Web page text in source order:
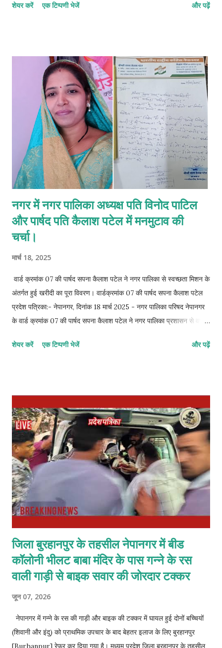
एक वर्ष से यह पद रिक्त था। इस नियुक्ति के साथ, ज्ञानेश्वर खैरनार लोक परिसर
शेयर करें एक टिप्पणी भेजें और पढ़ें
नगर में नगर पालिका अध्यक्ष पति विनोद पाटिल
और पार्षद पति कैलाश पटेल में मनमुटाव की
चर्चा।
मार्च 18, 2025
वार्ड क्रमांक 07 की पार्षद सपना कैलाश पटेल ने नगर पालिका से स्वच्छता मिशन के
अंतर्गत हुई खरीदी का पूरा विवरण। वार्डक्रमांक 07 की पार्षद सपना कैलाश पटेल
प्रदेश पत्रिका:- नेपानगर, दिनांक 18 मार्च 2025 - नगर पालिका परिषद नेपानगर
के वार्ड क्रमांक 07 की पार्षद सपना कैलाश पटेल ने नगर पालिका प्रशासन से वर्ष
ब्यौरा देने की मांग की है। नगर पालिका द्वारा स्वच्छता अभियान के तहत हर साल
व्यवस्था है। पार्षद सपना कैलाश पटेल ने प्रशासन को एक आधिकारिक पत्र
सौंपकर यह जानकारी सार्वजनिक करने की मांग की है। उन्होंने कहा कि नगर के
नागरिकों को यह जानने का हक है कि स्वच्छता अभियान के लिए दिए गए सरकारी
बजट का सही उपयोग हुआ ह...
शेयर करें एक टिप्पणी भेजें और पढ़ें
जिला बुरहानपुर के तहसील नेपानगर में बीड
कॉलोनी भीलट बाबा मंदिर के पास गन्ने के रस
वाली गाड़ी से बाइक सवार की जोरदार टक्कर
जून 07, 2026
नेपानगर में गन्ने के रस की गाड़ी और बाइक की टक्कर में घायल हुई दोनों बच्चियों
(शिवानी और इंदु) को प्राथमिक उपचार के बाद बेहतर इलाज के लिए बुरहानपुर
[Burhanpur] रेफर कर दिया गया है। मध्यम प्रदेश जिला बुरहानपुर के तहसील